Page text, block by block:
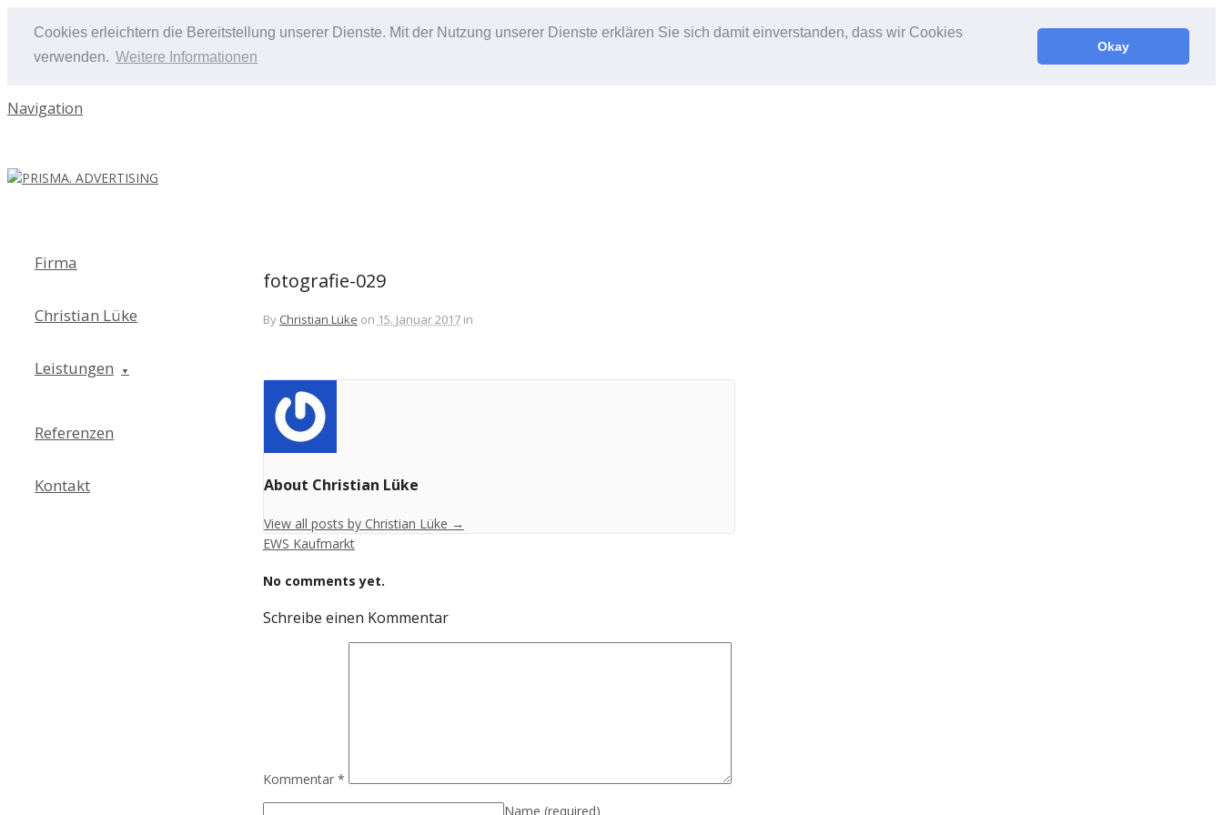
Cookies erleichtern die Bereitstellung unserer Dienste. Mit der Nutzung unserer Dienste erklären Sie sich damit einverstanden, dass wir Cookies
verwenden. Weitere Informationen
Okay
Navigation
fotografie-029
By Christian Lüke on 15. Januar 2017 in
About Christian Lüke
View all posts by Christian Lüke →
EWS Kaufmarkt
No comments yet.
Schreibe einen Kommentar
Kommentar *
Name (required)
Firma
Christian Lüke
Leistungen
Referenzen
Kontakt